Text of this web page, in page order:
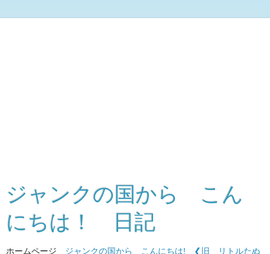
ジャンクの国から こん
にちは！ 日記
ホームページ ジャンクの国から こんにちは!
❮旧 リトルたぬ